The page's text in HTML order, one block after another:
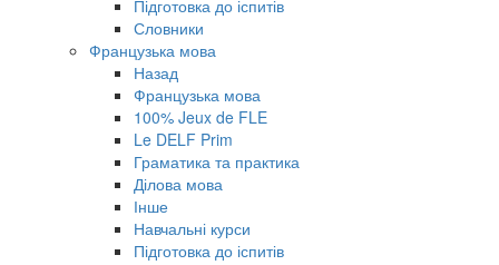
Підготовка до іспитів
Словники
Французька мова
Назад
Французька мова
100% Jeux de FLE
Le DELF Prim
Граматика та практика
Ділова мова
Інше
Навчальні курси
Підготовка до іспитів